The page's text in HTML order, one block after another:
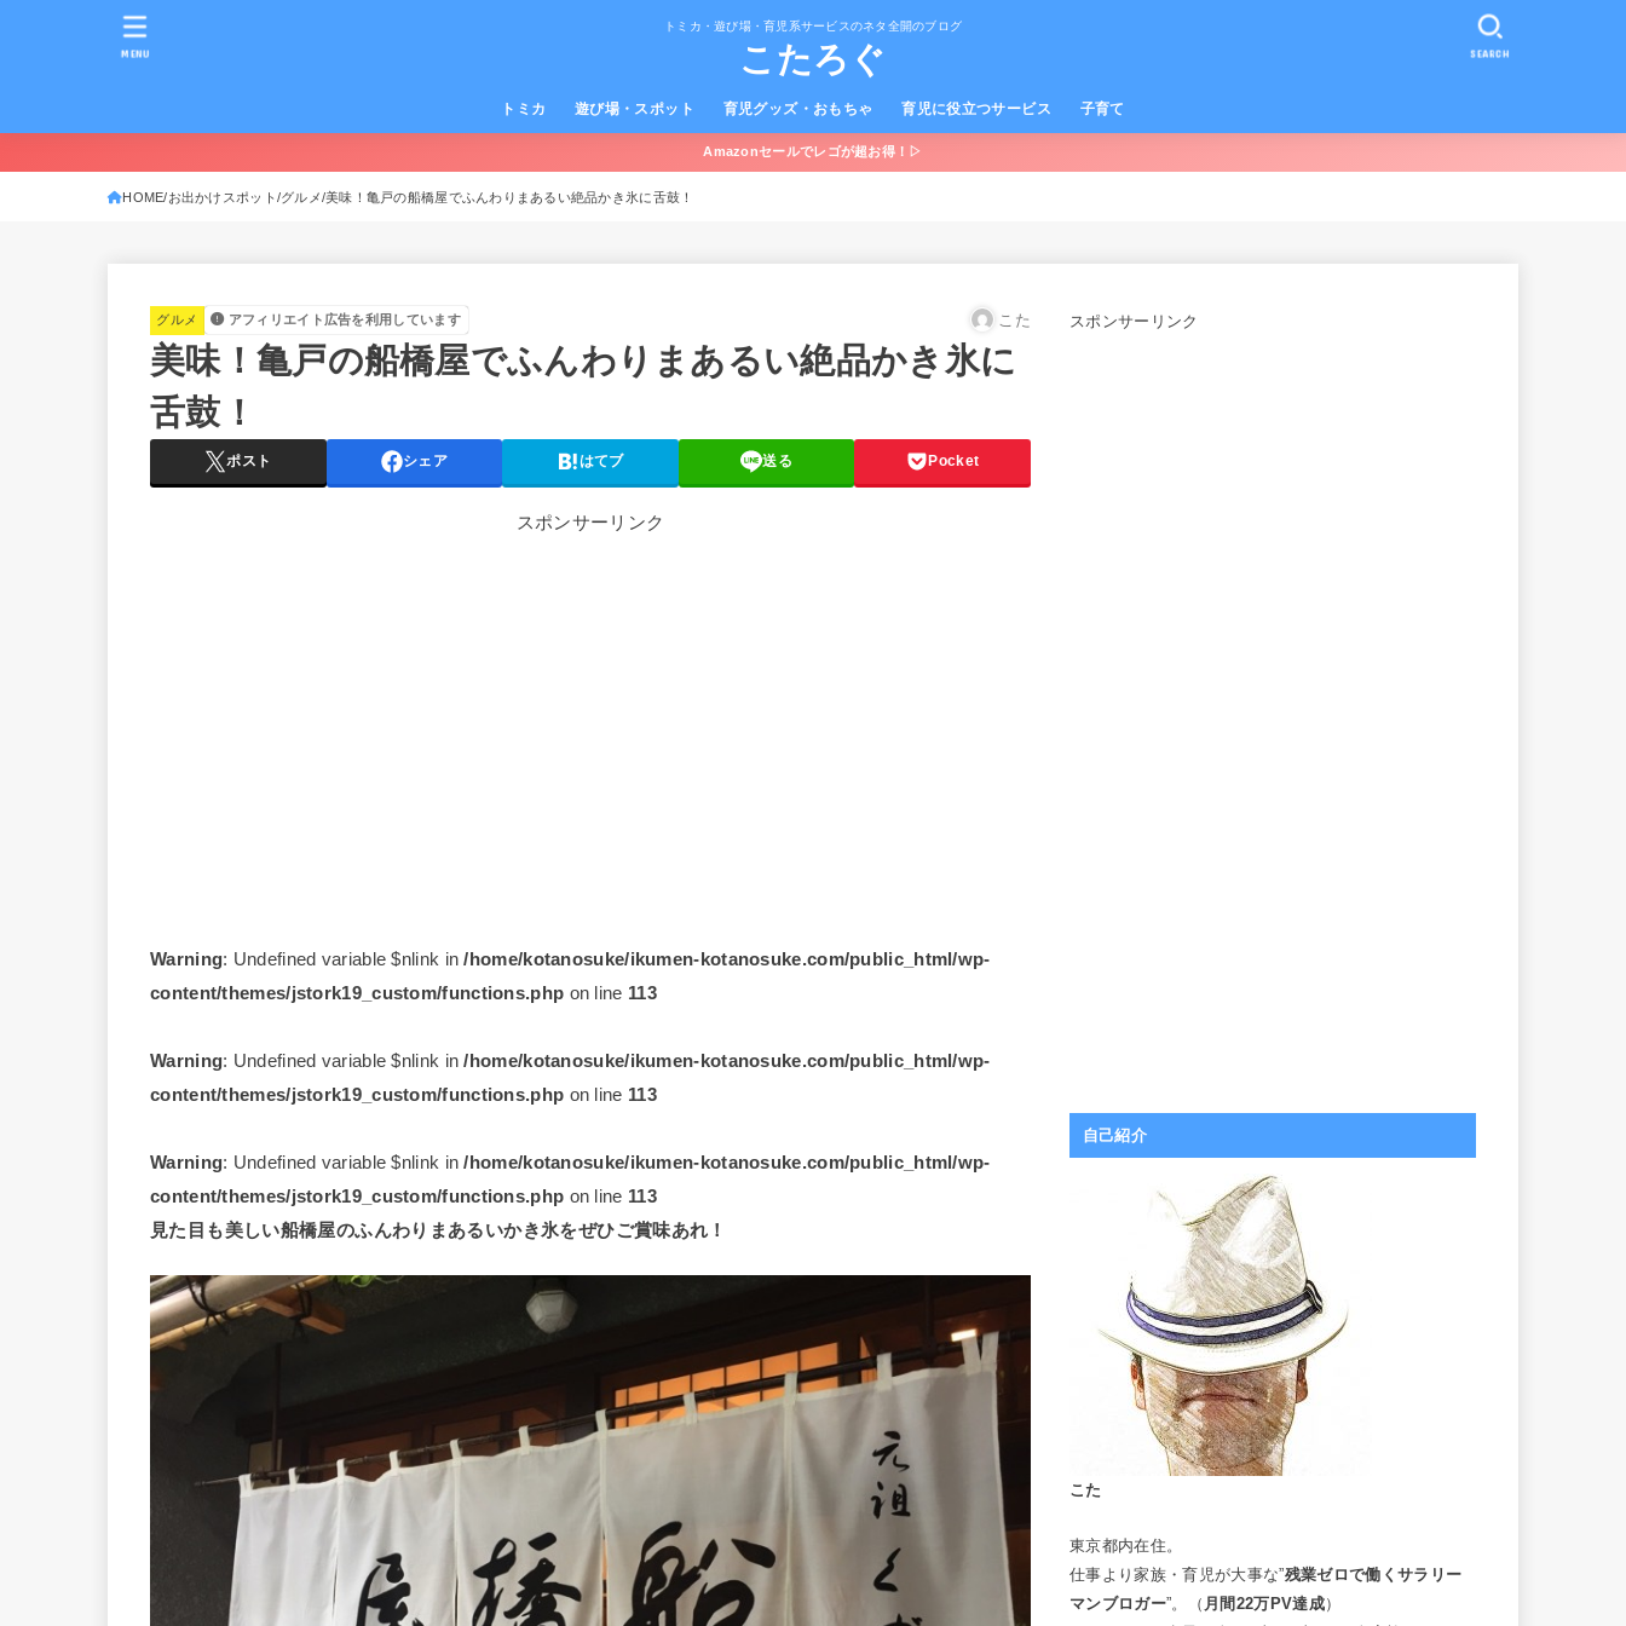
トミカ・遊び場・育児系サービスのネタ全開のブログ
こたろぐ
トミカ 遊び場・スポット 育児グッズ・おもちゃ 育児に役立つサービス 子育て
SEARCH
MENU
Amazonセールでレゴが超お得！▷
HOME お出かけスポット グルメ 美味！亀戸の船橋屋でふんわりまあるい絶品かき氷に舌鼓！
グルメ アフィリエイト広告を利用しています こた
美味！亀戸の船橋屋でふんわりまあるい絶品かき氷に
舌鼓！
ポスト シェア はてブ 送る Pocket
スポンサーリンク
Warning: Undefined variable $nlink in/home/kotanosuke/ikumen-kotanosuke.com/public_html/wp-
content/themes/jstork19_custom/functions.php on line 113
Warning: Undefined variable $nlink in/home/kotanosuke/ikumen-kotanosuke.com/public_html/wp-
content/themes/jstork19_custom/functions.php on line 113
Warning: Undefined variable $nlink in/home/kotanosuke/ikumen-kotanosuke.com/public_html/wp-
content/themes/jstork19_custom/functions.php on line 113
見た目も美しい船橋屋のふんわりまあるいかき氷をぜひご賞味あれ！
スポンサーリンク
自己紹介
こた
東京都内在住。
仕事より家族・育児が大事な”残業ゼロで働くサラリー
マンブロガー”。（ 月間22万PV達成）